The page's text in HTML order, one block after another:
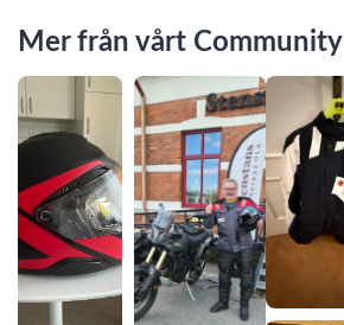
Mer från vårt Community